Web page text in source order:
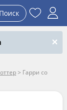
Поиск
> Гарри со